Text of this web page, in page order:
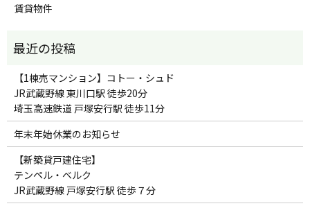
賃貸物件
【1棟売マンション】コトー・シュド
JR武蔵野線 東川口駅 徒歩20分
埼玉高速鉄道 戸塚安行駅 徒歩11分
年末年始休業のお知らせ
【新築貸戸建住宅】
テンペル・ベルク
JR武蔵野線 戸塚安行駅 徒歩７分